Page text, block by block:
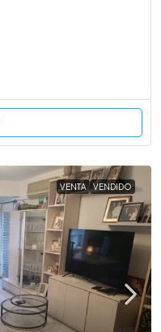
VENTA VENDIDO